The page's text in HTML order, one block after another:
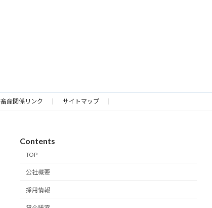
畜産関係リンク サイトマップ
Contents
TOP
公社概要
採用情報